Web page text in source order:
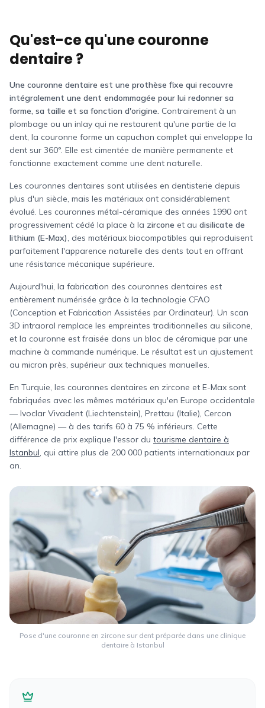
Qu'est-ce qu'une couronne
dentaire ?
Une couronne dentaire est une prothèse fixe qui recouvre
intégralement une dent endommagée pour lui redonner sa
forme, sa taille et sa fonction d'origine. Contrairement à un
plombage ou un inlay qui ne restaurent qu'une partie de la
dent, la couronne forme un capuchon complet qui enveloppe la
dent sur 360°. Elle est cimentée de manière permanente et
fonctionne exactement comme une dent naturelle.
Les couronnes dentaires sont utilisées en dentisterie depuis
plus d'un siècle, mais les matériaux ont considérablement
évolué. Les couronnes métal-céramique des années 1990 ont
progressivement cédé la place à la zircone et au disilicate de
lithium (E-Max), des matériaux biocompatibles qui reproduisent
parfaitement l'apparence naturelle des dents tout en offrant
une résistance mécanique supérieure.
Aujourd'hui, la fabrication des couronnes dentaires est
entièrement numérisée grâce à la technologie CFAO
(Conception et Fabrication Assistées par Ordinateur). Un scan
3D intraoral remplace les empreintes traditionnelles au silicone,
et la couronne est fraisée dans un bloc de céramique par une
machine à commande numérique. Le résultat est un ajustement
au micron près, supérieur aux techniques manuelles.
En Turquie, les couronnes dentaires en zircone et E-Max sont
fabriquées avec les mêmes matériaux qu'en Europe occidentale
— Ivoclar Vivadent (Liechtenstein), Prettau (Italie), Cercon
(Allemagne) — à des tarifs 60 à 75 % inférieurs. Cette
différence de prix explique l'essor du tourisme dentaire à
Istanbul, qui attire plus de 200 000 patients internationaux par
an.
Pose d'une couronne en zircone sur dent préparée dans une clinique
dentaire à Istanbul